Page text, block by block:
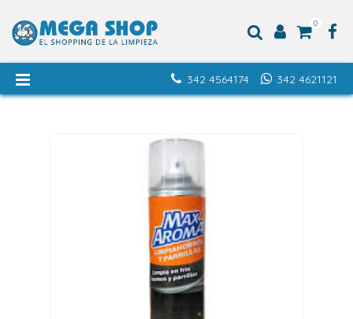
0
342 4621121
342 4564174